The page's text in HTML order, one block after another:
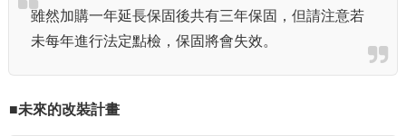
雖然加購一年延長保固後共有三年保固，但請注意若
未每年進行法定點檢，保固將會失效。
■未來的改裝計畫